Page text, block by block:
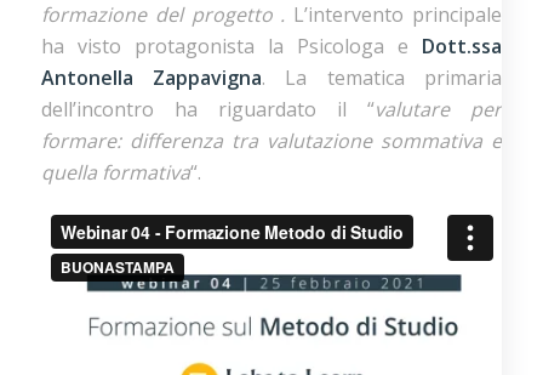
formazione del progetto . L’intervento principale
ha visto protagonista la Psicologa e Dott.ssa
Antonella Zappavigna. La tematica primaria
dell’incontro ha riguardato il “valutare per
formare: differenza tra valutazione sommativa e
quella formativa“.